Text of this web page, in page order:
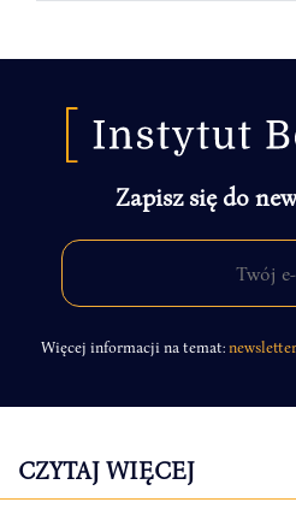
Zapisz się do
Więcej informacji na temat:
CZYTAJ WIĘCEJ